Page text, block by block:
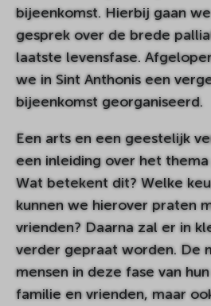
bijeenkomst. Hierbij gaan
gesprek over de brede
laatste levensfase.
we in Sint Anthonis een
bijeenkomst georganiseerd.
Een arts en een geestelijk
een inleiding over het
Wat betekent dit? Welke
kunnen we hierover praten
vrienden? Daarna zal er in
verder gepraat worden. De
mensen in deze fase van
familie en vrienden, maar